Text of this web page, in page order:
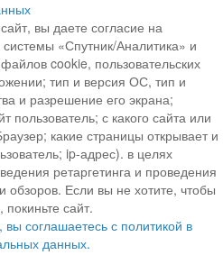
вы даете согласие на
«Спутник/Аналитика» и
cookie, пользовательских
тип и версия ОС, тип и
и разрешение его экрана;
пользователь; с какого сайта или
какие страницы открывает и
ip-адрес). в целях
ретаргетинга и проведения
обзоров. Если вы не хотите, чтобы
сайт.
соглашаетесь с политикой в
данных.